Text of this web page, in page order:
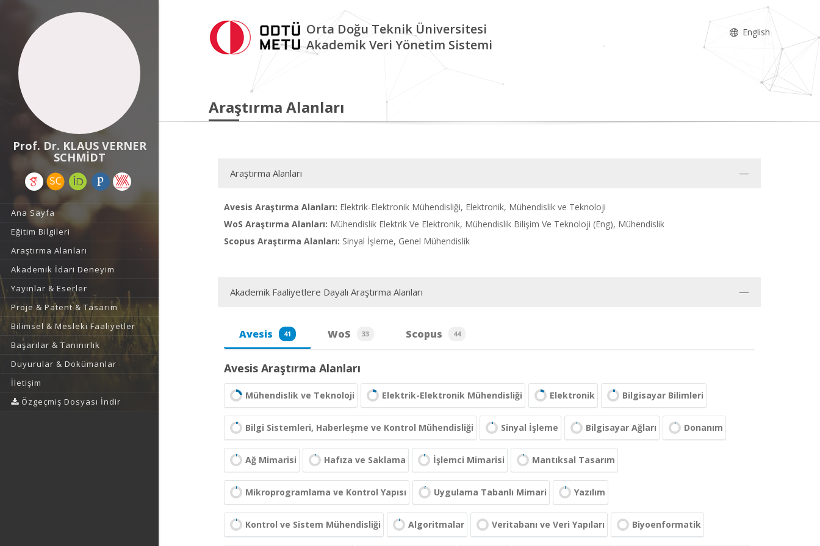
Prof. Dr. KLAUS VERNER
SCHMİDT
Ana Sayfa
Eğitim Bilgileri
Araştırma Alanları
Akademik İdari Deneyim
Yayınlar & Eserler
Proje & Patent & Tasarım
Bilimsel & Mesleki Faaliyetler
Başarılar & Tanınırlık
Duyurular & Dokümanlar
İletişim
Özgeçmiş Dosyası İndir
Orta Doğu Teknik Üniversitesi
Akademik Veri Yönetim Sistemi
English
Araştırma Alanları
Araştırma Alanları
Avesis Araştırma Alanları: Elektrik-Elektronik Mühendisliği, Elektronik, Mühendislik ve Teknoloji
WoS Araştırma Alanları: Mühendislik Elektrik Ve Elektronik, Mühendislik Bilişim Ve Teknoloji (Eng), Mühendislik
Scopus Araştırma Alanları: Sinyal İşleme, Genel Mühendislik
Akademik Faaliyetlere Dayalı Araştırma Alanları
Avesis 41 WoS 33 Scopus 44
Avesis Araştırma Alanları
Mühendislik ve Teknoloji Elektrik-Elektronik Mühendisliği Elektronik Bilgisayar Bilimleri
Bilgi Sistemleri, Haberleşme ve Kontrol Mühendisliği Sinyal İşleme Bilgisayar Ağları Donanım
Ağ Mimarisi Hafıza ve Saklama İşlemci Mimarisi Mantıksal Tasarım
Mikroprogramlama ve Kontrol Yapısı Uygulama Tabanlı Mimari Yazılım
Kontrol ve Sistem Mühendisliği Algoritmalar Veritabanı ve Veri Yapıları Biyoenformatik